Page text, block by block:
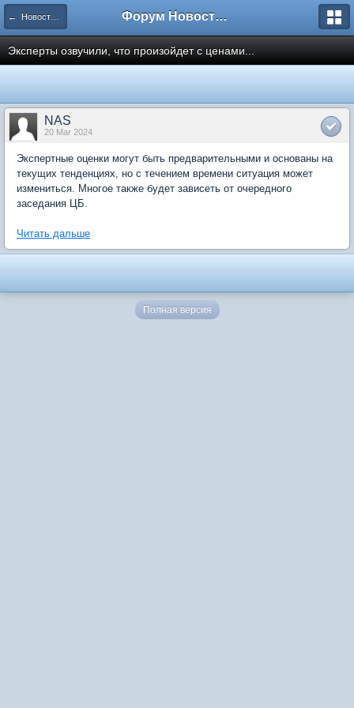
← Новости рынка недвижимости Форум Новостройки
Эксперты озвучили, что произойдет с ценами...
NAS
20 Mar 2024
Экспертные оценки могут быть предварительными и основаны на
текущих тенденциях, но с течением времени ситуация может
измениться. Многое также будет зависеть от очередного
заседания ЦБ.
Читать дальше
Полная версия